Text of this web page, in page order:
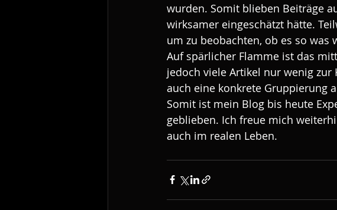
wurden. Somit blieben Beiträge
wirksamer eingeschätzt hätte.
um zu beobachten, ob es so was
Auf spärlicher Flamme ist das
jedoch viele Artikel nur wenig
auch eine konkrete Gruppierung
Somit ist mein Blog bis heute
geblieben. Ich freue mich
auch im realen Leben.